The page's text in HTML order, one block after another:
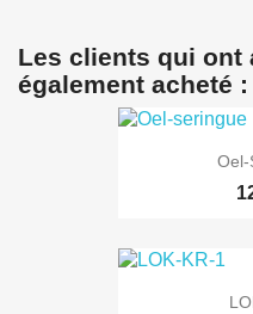
Les clients qui ont
également acheté :
Oel-